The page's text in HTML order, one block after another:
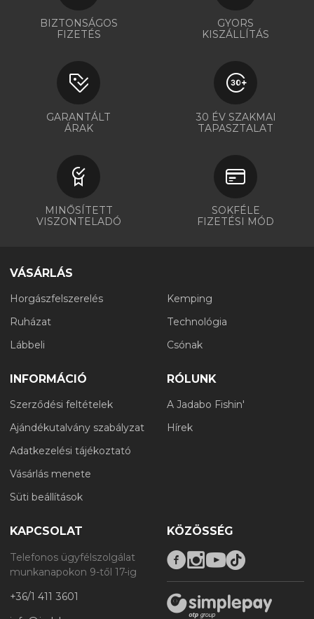
BIZTONSÁGOS
FIZETÉS
GYORS
KISZÁLLÍTÁS
GARANTÁLT
ÁRAK
30 ÉV SZAKMAI
TAPASZTALAT
MINŐSÍTETT
VISZONTELADÓ
SOKFÉLE
FIZETÉSI MÓD
VÁSÁRLÁS
Horgászfelszerelés
Ruházat
Lábbeli
Kemping
Technológia
Csónak
INFORMÁCIÓ
Szerződési feltételek
Ajándékutalvány szabályzat
Adatkezelési tájékoztató
Vásárlás menete
Süti beállítások
RÓLUNK
A Jadabo Fishin'
Hírek
KAPCSOLAT
Telefonos ügyfélszolgálat
munkanapokon 9-től 17-ig
+36/1 411 3601
KÖZÖSSÉG